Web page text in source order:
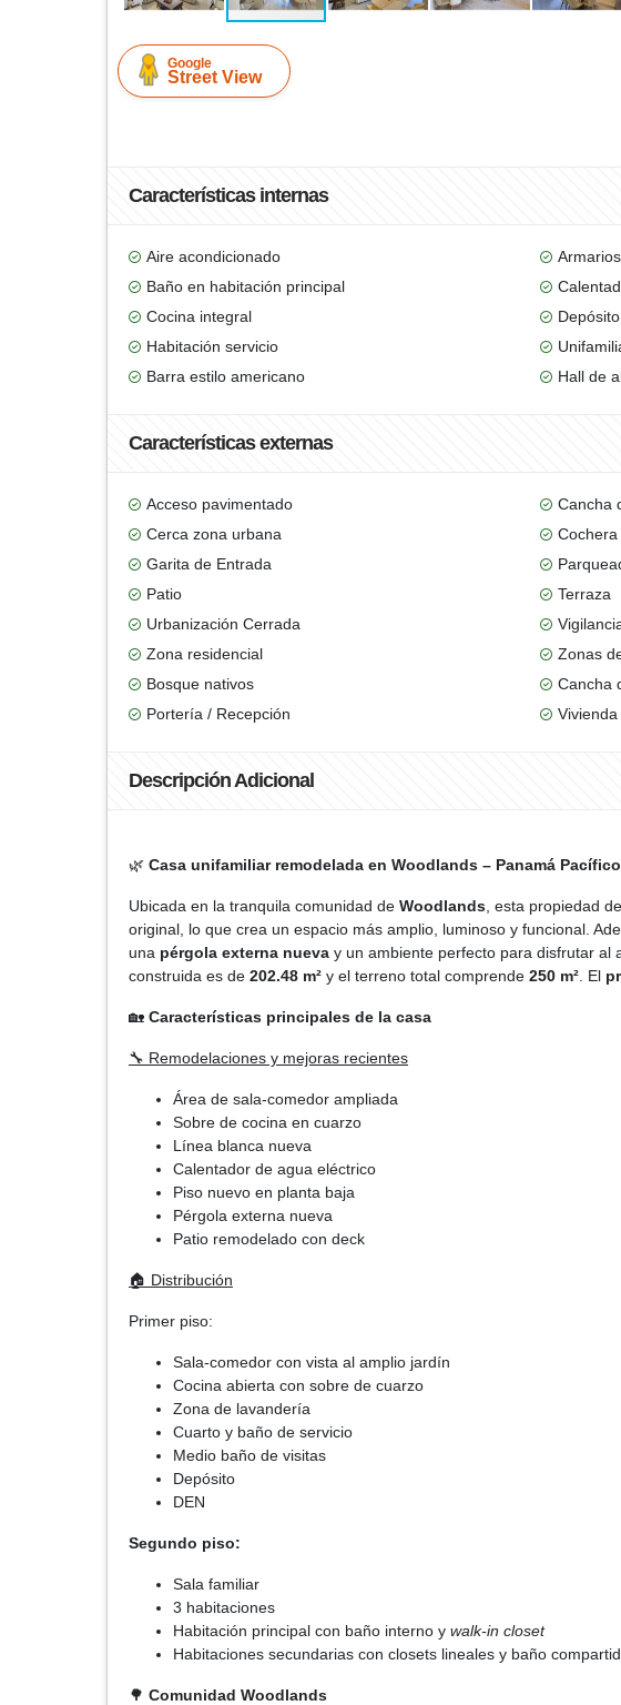
Google
Street View
Características internas
Aire acondicionado
Baño en habitación principal
Cocina integral
Depósito
Habitación servicio
Barra estilo americano
Hall de
Características externas
Acceso pavimentado Cancha
Cerca zona urbana
Garita de Entrada
Patio
Terraza
Urbanización Cerrada
Zona residencial
Zonas
Bosque nativos
Cancha
Portería / Recepción
Descripción Adicional
🌿 Casa unifamiliar remodelada en Woodlands – Panamá Pacífico
Ubicada en la tranquila comunidad de Woodlands , esta propiedad
original, lo que crea un espacio más amplio, luminoso y funcional.
una pérgola externa nueva y un ambiente perfecto para disfrutar al
construida es de 202.48 m² y el terreno total comprende 250 m² . El
🏡 Características principales de la casa
🔧 Remodelaciones y mejoras recientes
Área de sala-comedor ampliada
Sobre de cocina en cuarzo
Línea blanca nueva
Calentador de agua eléctrico
Piso nuevo en planta baja
Pérgola externa nueva
Patio remodelado con deck
🏠 Distribución
Primer piso:
Sala-comedor con vista al amplio jardín
Cocina abierta con sobre de cuarzo
Zona de lavandería
Cuarto y baño de servicio
Medio baño de visitas
Depósito
DEN
Segundo piso:
Sala familiar
3 habitaciones
Habitación principal con baño interno y walk-in closet
Habitaciones secundarias con closets lineales y baño
🌳 Comunidad Woodlands